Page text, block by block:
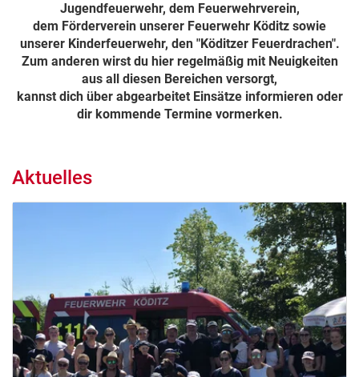
Jugendfeuerwehr, dem Feuerwehrverein,
dem Förderverein unserer Feuerwehr Köditz sowie
unserer Kinderfeuerwehr, den "Köditzer Feuerdrachen".
Zum anderen wirst du hier regelmäßig mit Neuigkeiten
aus all diesen Bereichen versorgt,
kannst dich über abgearbeitet Einsätze informieren oder
dir kommende Termine vormerken.
Aktuelles